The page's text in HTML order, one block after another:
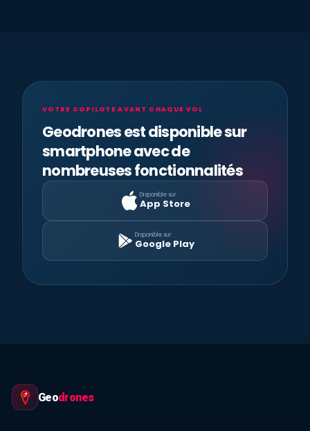
VOTRE COPILOTE AVANT CHAQUE VOL
Geodrones est disponible sur
smartphone avec de
nombreuses fonctionnalités
Disponible sur
App Store
Disponible sur
Google Play
Geodrones